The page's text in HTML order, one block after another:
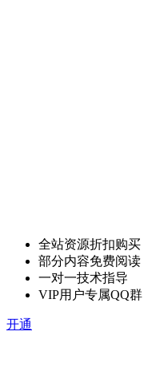
全站资源折扣购买
部分内容免费阅读
一对一技术指导
VIP用户专属QQ群
开通